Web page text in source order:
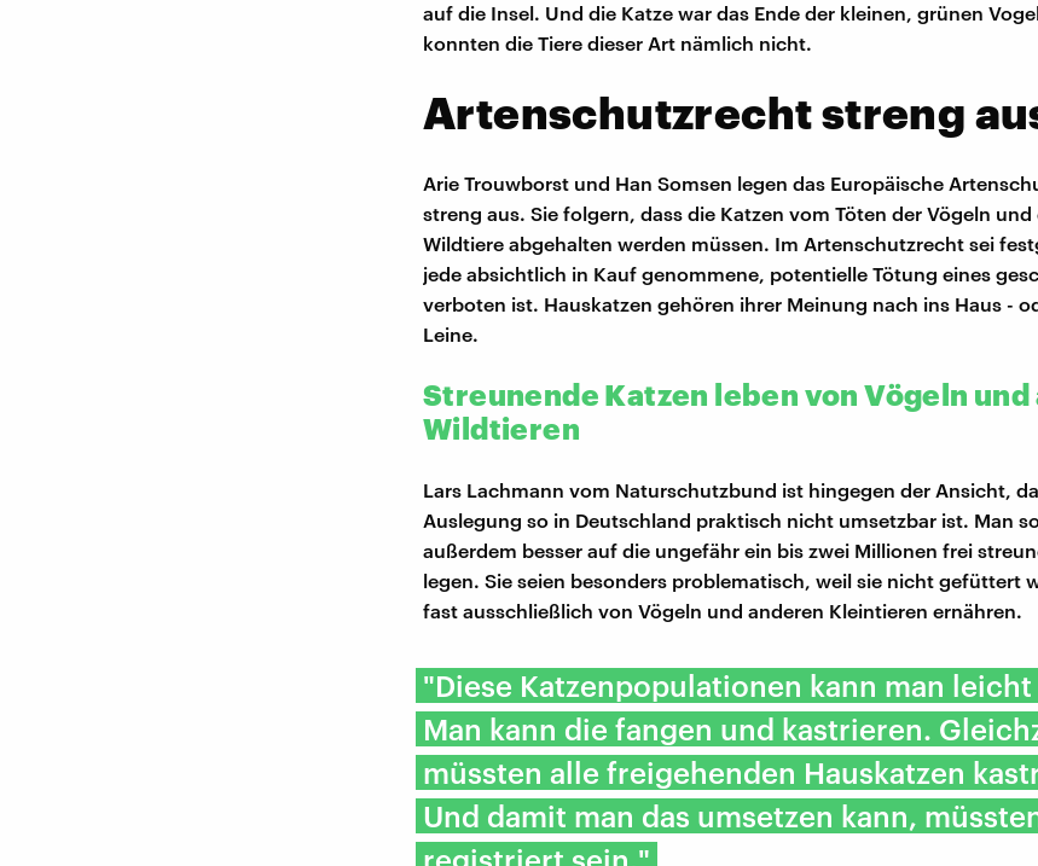
auf die Insel. Und die Katze war das Ende der kleinen, grünen
konnten die Tiere dieser Art nämlich nicht.
Artenschutzrecht streng
Arie Trouwborst und Han Somsen legen das Europäische
streng aus. Sie folgern, dass die Katzen vom Töten der Vögeln und
Wildtiere abgehalten werden müssen. Im Artenschutzrecht sei
jede absichtlich in Kauf genommene, potentielle Tötung eines
verboten ist. Hauskatzen gehören ihrer Meinung nach ins Haus -
Leine.
Streunende Katzen leben von Vögeln und
Wildtieren
Lars Lachmann vom Naturschutzbund ist hingegen der Ansicht,
Auslegung so in Deutschland praktisch nicht umsetzbar ist. Man
außerdem besser auf die ungefähr ein bis zwei Millionen frei
legen. Sie seien besonders problematisch, weil sie nicht gefüttert
fast ausschließlich von Vögeln und anderen Kleintieren ernähren.
"Diese Katzenpopulationen kann man
Man kann die fangen und kastrieren.
müssten alle freigehenden Hauskatzen
Und damit man das umsetzen kann,